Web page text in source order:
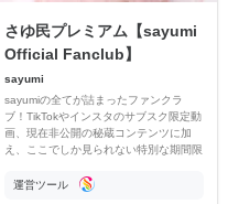
さゆ民プレミアム【sayumi
Official Fanclub】
sayumi
sayumiの全てが詰まったファンクラ
ブ！TikTokやインスタのサブスク限定動
画、現在非公開の秘蔵コンテンツに加
え、ここでしか見られない特別な期間限
運営ツール